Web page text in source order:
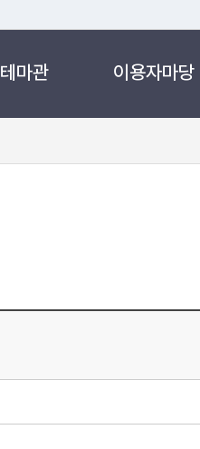
테마관 이용자마당